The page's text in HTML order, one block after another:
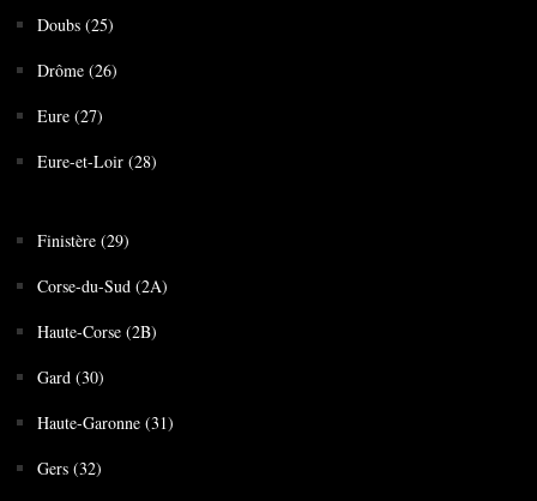
Doubs (25)
Drôme (26)
Eure (27)
Eure-et-Loir (28)
Finistère (29)
Corse-du-Sud (2A)
Haute-Corse (2B)
Gard (30)
Haute-Garonne (31)
Gers (32)